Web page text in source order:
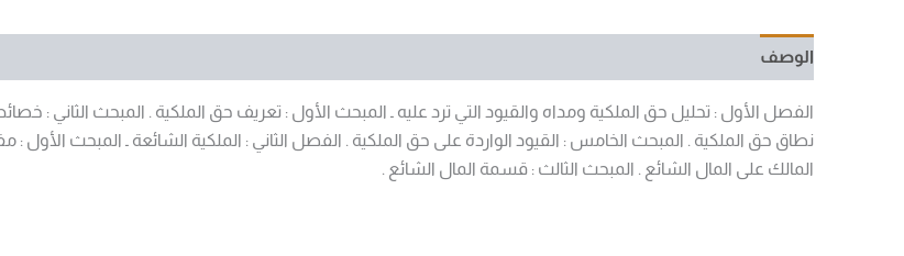
الوصف
الفصل الأول : تحليل حق الملكية ومداه والقيود التي ترد عليه ـ المبحث الأول : تعريف حق الملكية . المبحث الثاني :
نطاق حق الملكية . المبحث الخامس : القيود الواردة على حق الملكية . الفصل الثاني : الملكية الشائعة ـ المبحث
المالك على المال الشائع . المبحث الثالث : قسمة المال الشائع .